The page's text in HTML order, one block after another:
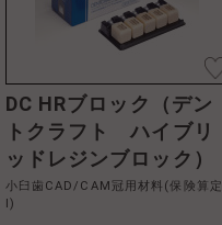
DC HRブロック（デン
トクラフト ハイブリ
ッドレジンブロック）
小臼歯CAD/CAM冠用材料(保険算定
Ⅰ)